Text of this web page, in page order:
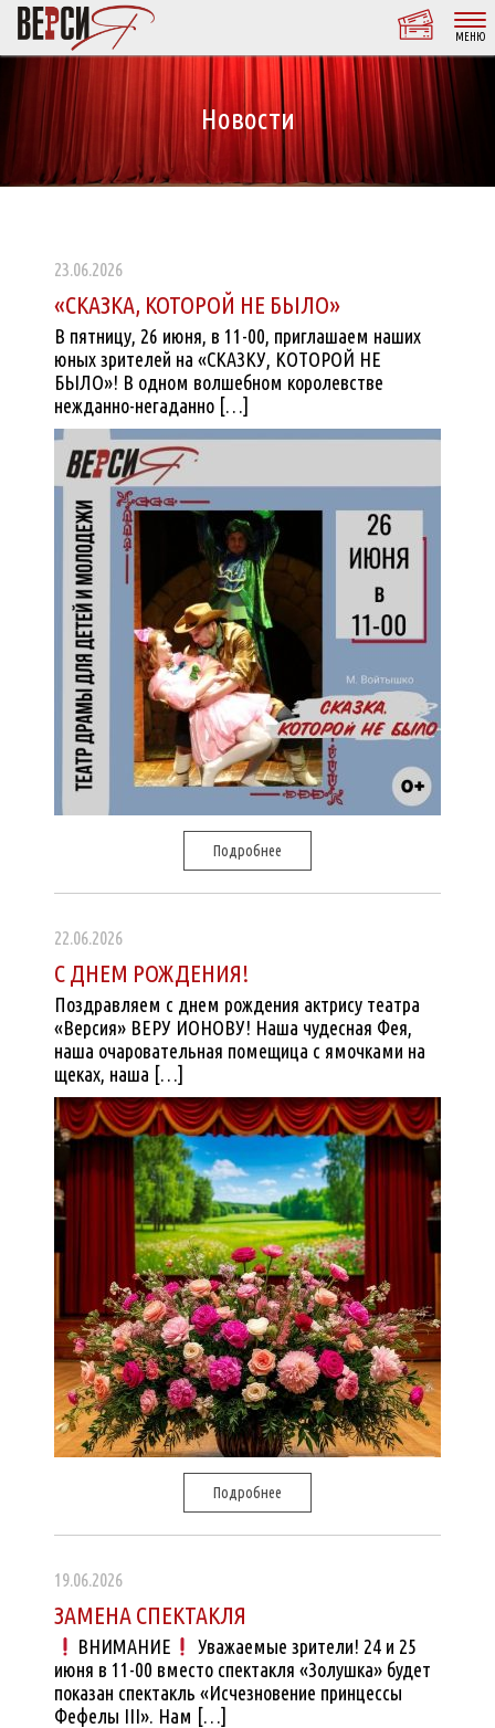
МЕНЮ
Новости
23.06.2026
«СКАЗКА, КОТОРОЙ НЕ БЫЛО»
В пятницу, 26 июня, в 11-00, приглашаем наших
юных зрителей на «СКАЗКУ, КОТОРОЙ НЕ
БЫЛО»! В одном волшебном королевстве
нежданно-негаданно […]
Подробнее
22.06.2026
С ДНЕМ РОЖДЕНИЯ!
Поздравляем с днем рождения актрису театра
«Версия» ВЕРУ ИОНОВУ! Наша чудесная Фея,
наша очаровательная помещица с ямочками на
щеках, наша […]
Подробнее
19.06.2026
ЗАМЕНА СПЕКТАКЛЯ
ВНИМАНИЕ
Уважаемые зрители! 24 и 25
июня в 11-00 вместо спектакля «Золушка» будет
показан спектакль «Исчезновение принцессы
Фефелы III». Нам […]